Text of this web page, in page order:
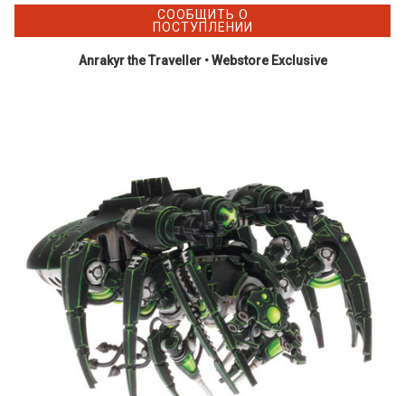
СООБЩИТЬ О
ПОСТУПЛЕНИИ
Anrakyr the Traveller • Webstore Exclusive